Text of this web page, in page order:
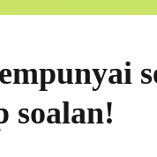
soalan!